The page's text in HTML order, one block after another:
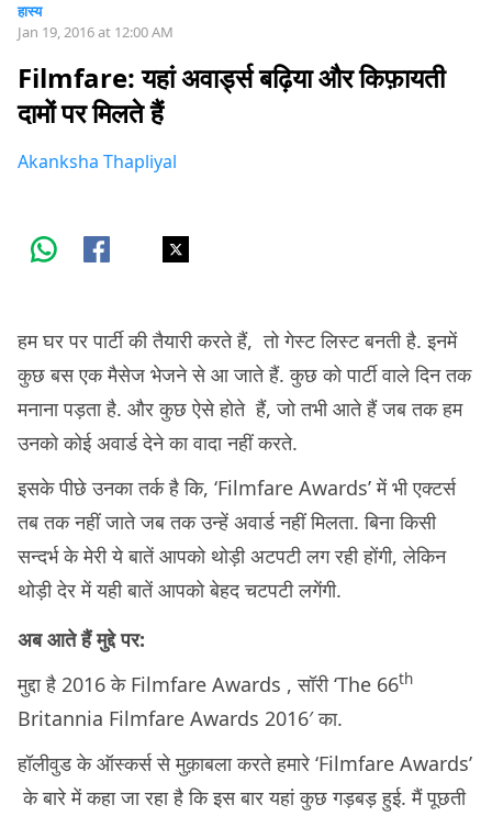
हास्य
Jan 19, 2016 at 12:00 AM
Filmfare: यहां अवार्ड्स बढ़िया और किफ़ायती
दामों पर मिलते हैं
Akanksha Thapliyal
हम घर पर पार्टी की तैयारी करते हैं, तो गेस्ट लिस्ट बनती है. इनमें
कुछ बस एक मैसेज भेजने से आ जाते हैं. कुछ को पार्टी वाले दिन तक
मनाना पड़ता है. और कुछ ऐसे होते हैं, जो तभी आते हैं जब तक हम
उनको कोई अवार्ड देने का वादा नहीं करते.
इसके पीछे उनका तर्क है कि, ‘Filmfare Awards’ में भी एक्टर्स
तब तक नहीं जाते जब तक उन्हें अवार्ड नहीं मिलता. बिना किसी
सन्दर्भ के मेरी ये बातें आपको थोड़ी अटपटी लग रही होंगी, लेकिन
थोड़ी देर में यही बातें आपको बेहद चटपटी लगेंगी.
अब आते हैं मुद्दे पर:
मुद्दा है 2016 के Filmfare Awards , सॉरी ‘The 66th
Britannia Filmfare Awards 2016′ का.
हॉलीवुड के ऑस्कर्स से मुक़ाबला करते हमारे ‘Filmfare Awards’
के बारे में कहा जा रहा है कि इस बार यहां कुछ गड़बड़ हुई. मैं पूछती